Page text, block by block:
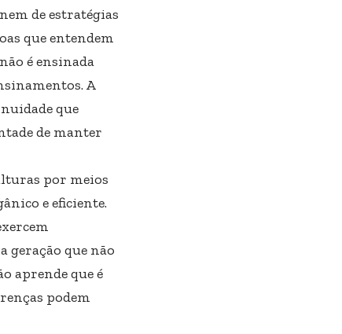
de estratégias
que entendem
é ensinada
A
que
de manter
por meios
e eficiente.
geração que não
aprende que é
podem